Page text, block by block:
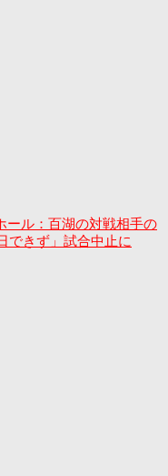
ール：百湖の対戦相手の
できず」試合中止に